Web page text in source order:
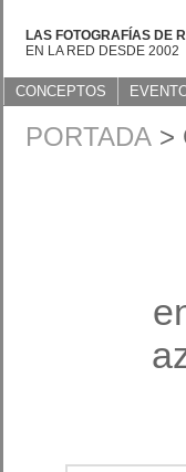
LAS FOTOGRAFÍAS DE
EN LA RED DESDE 2002
CONCEPTOS
PORTADA >